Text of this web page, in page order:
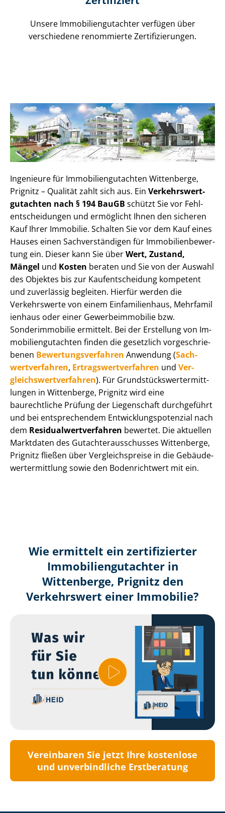
Unsere Immobilien­gutachter verfügen über
verschiedene renommierte Zer­ti­fi­zie­run­gen.
Ingenieure für Im­mo­bi­li­en­gut­ach­ten Wittenberge,
Prignitz – Qualität zahlt sich aus. Ein Ver­kehrs­wert­
gut­ach­ten nach § 194 BauGB schützt Sie vor Fehl­
ent­schei­dun­gen und ermöglicht Ihnen den sicheren
Kauf Ihrer Immobilie. Schalten Sie vor dem Kauf eines
Hauses einen Sach­ver­stän­di­gen für Im­mo­bi­li­en­be­wer­
tung ein. Dieser kann Sie überWert, Zustand,
Mängel und Kosten beraten und Sie von der Auswahl
des Objektes bis zur Kauf­ent­schei­dung kompetent
und zuverlässig begleiten. Hierfür werden die
Verkehrswerte von einem Einfamilienhaus, Mehr­fa­mi­l
i­en­haus oder einer Ge­wer­be­im­mo­bi­lie bzw.
Sonderimmobilie ermittelt. Bei der Erstellung von Im­
mo­bi­li­en­gut­ach­ten finden die gesetzlich vor­ge­schrie­
be­nen Be­wer­tungs­ver­fah­ren Anwendung (Sach­
wert­ver­fah­ren, Er­trags­wert­ver­fah­ren und Ver­
gleichs­wert­ver­fah­ren). Für Grund­stücks­wert­ermitt­
lun­gen in Wittenberge, Prignitz wird eine
baurechtliche Prüfung der Liegenschaft durchgeführt
und bei entsprechendem Ent­wick­lungs­po­ten­zi­al nach
dem Re­si­du­al­wert­ver­fah­ren bewertet. Die aktuellen
Marktdaten des Gut­ach­ter­aus­schus­ses Wittenberge,
Prignitz fließen über Ver­gleichs­prei­se in die Ge­bäu­de­
wert­ermitt­lung sowie den Bodenrichtwert mit ein.
Wie ermittelt ein zertifizierter
Immobilien­gutachter in
Wittenberge, Prignitz den
Verkehrswert einer Immobilie?
Vereinbaren Sie jetzt Ihre kostenlose
und unverbindliche Erstberatung